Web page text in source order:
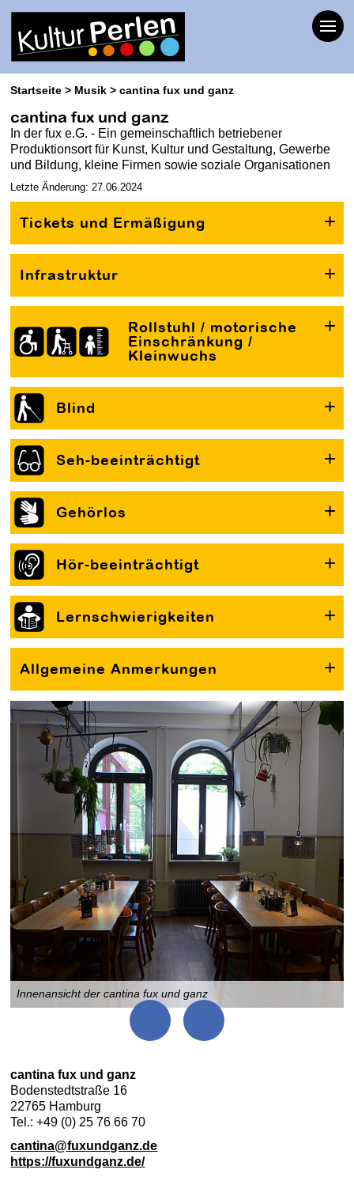
Startseite Musik cantina fux und ganz
cantina fux und ganz
In der fux e.G. - Ein gemeinschaftlich betriebener
Produktionsort für Kunst, Kultur und Gestaltung, Gewerbe
und Bildung, kleine Firmen sowie soziale Organisationen
Letzte Änderung: 27.06.2024
Tickets und Ermäßigung
Infrastruktur
Rollstuhl / motorische
Einschränkung /
Kleinwuchs
Blind
Seh-beeinträchtigt
Gehörlos
Hör-beeinträchtigt
Lernschwierigkeiten
Allgemeine Anmerkungen
Innenansicht der cantina fux und ganz
cantina fux und ganz
Bodenstedtstraße 16
22765 Hamburg
Tel.: +49 (0) 25 76 66 70
cantina@fuxundganz.de
https://fuxundganz.de/